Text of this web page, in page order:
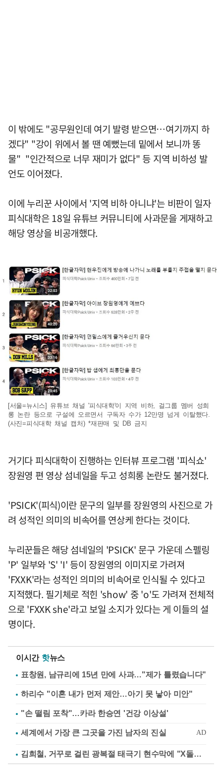
이 밖에도 "공무원인데 여기 발령 받으면…여기까지 하
겠다" "강이 위에서 볼 땐 예뻤는데 밑에서 보니까 똥
물" "인간적으로 너무 재미가 없다" 등 지역 비하성 발
언도 이어졌다.
이에 누리꾼 사이에서 '지역 비하 아니냐'는 비판이 일자
피식대학은 18일 유튜브 커뮤니티에 사과문을 게재하고
해당 영상을 비공개했다.
[서울=뉴시스] 유튜브 채널 '피식대학'이 지역 비하, 걸그룹 멤버 성희
롱 논란 등으로 구설에 오르면서 구독자 수가 12만명 넘게 이탈했다.
(사진=피식대학 채널 캡처) *재판매 및 DB 금지
거기다 피식대학이 진행하는 인터뷰 프로그램 '피식쇼'
장원영 편 영상 섬네일을 두고 성희롱 논란도 불거졌다.
'PSICK'(피식)이란 문구의 일부를 장원영의 사진으로 가
려 성적인 의미의 비속어를 연상케 한다는 것이다.
누리꾼들은 해당 섬네일의 'PSICK' 문구 가운데 스펠링
'P' 일부와 'S' 'I' 등이 장원영의 이미지로 가려져
'FXXK'라는 성적인 의미의 비속어로 인식될 수 있다고
지적했다. 필기체로 적힌 'show' 중 'o'도 가려져 전체적
으로 'FXXK she'라고 보일 소지가 있다는 게 이들의 설
명이다.
이시간 핫뉴스
표창원, 남규리에 15년 만에 사과…"제가 틀렸습니다"
하리수 "이혼 내가 먼저 제안…아기 못 낳아 미안"
"손 떨림 포착"…카라 한승연 '건강 이상설'
김희철, 거꾸로 걸린 광복절 태극기 현수막에 "X돌았네"